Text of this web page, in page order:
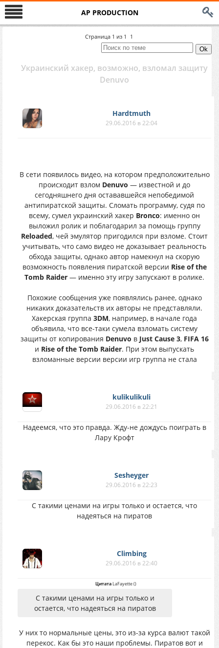
AP PRODUCTION
Страница 1 из 1 1
Украинский хакер, возможно, взломал защиту
Denuvo
Hardtmuth
29.06.2016 в 22:04
В сети появилось видео, на котором предположительно
происходит взлом Denuvo — известной и до
сегодняшнего дня остававшейся непобедимой
антипиратской защиты. Сломать программу, судя по
всему, сумел украинский хакер Bronco: именно он
выложил ролик и поблагодарил за помощь группу
Reloaded, чей эмулятор пригодился при взломе. Стоит
учитывать, что само видео не доказывает реальность
обхода защиты, однако автор намекнул на скорую
возможность появления пиратской версии Rise of the
Tomb Raider — именно эту игру запускают в ролике.
Похожие сообщения уже появлялись ранее, однако
никаких доказательств их авторы не представляли.
Хакерская группа 3DM, например, в начале года
объявила, что все-таки сумела взломать систему
защиты от копирования Denuvo в Just Cause 3, FIFA 16
и Rise of the Tomb Raider. При этом выпускать
взломанные версии версии игр группа не стала
kulikulikuli
29.06.2016 в 22:21
Надеемся, что это правда. Жду-не дождусь поиграть в
Лару Крофт
Sesheyger
29.06.2016 в 22:23
С такими ценами на игры только и остается, что
надеяться на пиратов
Climbing
29.06.2016 в 22:40
ЦитатаLaFayette()
С такими ценами на игры только и
остается, что надеяться на пиратов
У них то нормальные цены, это из-за курса валют такой
перекос. Как бы это наши проблемы. Пиратов вот и